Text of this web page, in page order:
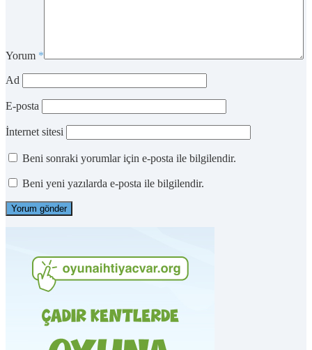
Yorum *
Ad
E-posta
İnternet sitesi
Beni sonraki yorumlar için e-posta ile bilgilendir.
Beni yeni yazılarda e-posta ile bilgilendir.